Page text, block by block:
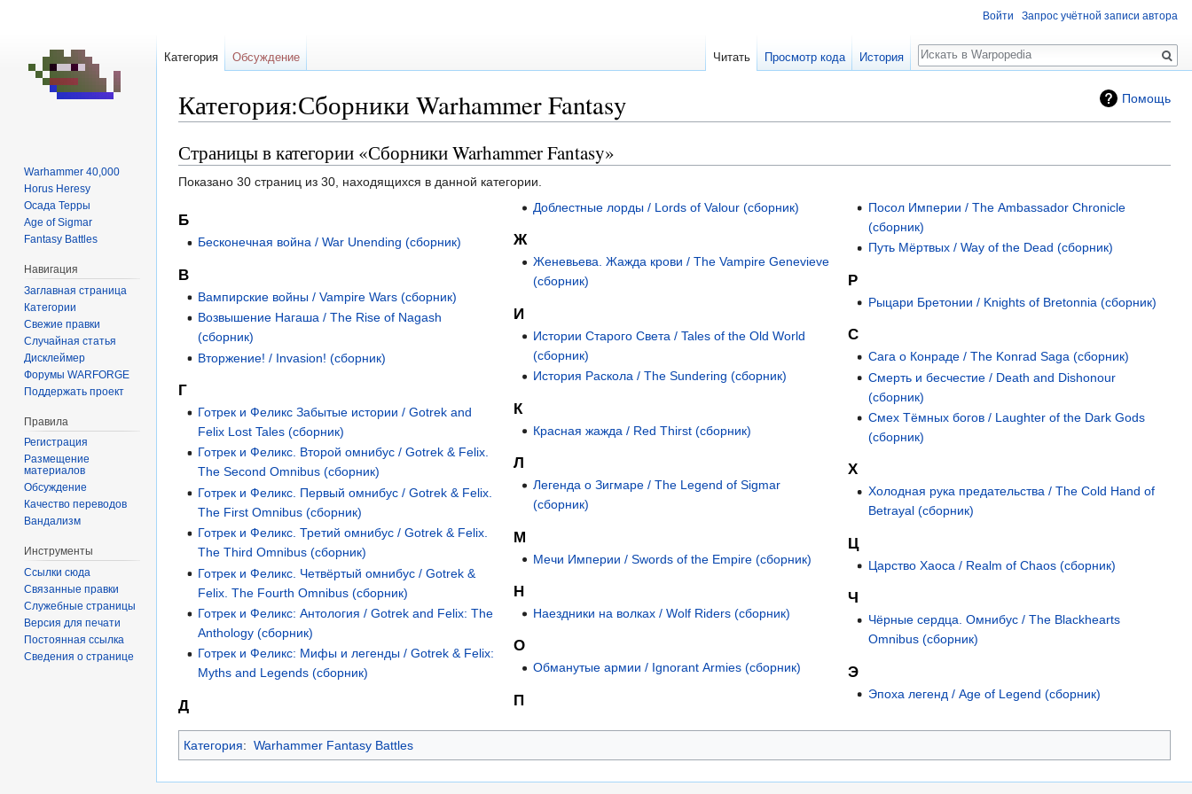
Помощь
Категория:Сборники Warhammer Fantasy
Перейти
к
навигации
Перейти
к
поиску
Страницы в категории «Сборники Warhammer Fantasy»
Показано 30 страниц из 30, находящихся в данной категории.
Б
Бесконечная война / War Unending (сборник)
В
Вампирские войны / Vampire Wars (сборник)
Возвышение Нагаша / The Rise of Nagash
(сборник)
Вторжение! / Invasion! (сборник)
Г
Готрек и Феликс Забытые истории / Gotrek and
Felix Lost Tales (сборник)
Готрек и Феликс. Второй омнибус / Gotrek & Felix.
The Second Omnibus (сборник)
Готрек и Феликс. Первый омнибус / Gotrek & Felix.
The First Omnibus (сборник)
Готрек и Феликс. Третий омнибус / Gotrek & Felix.
The Third Omnibus (сборник)
Готрек и Феликс. Четвёртый омнибус / Gotrek &
Felix. The Fourth Omnibus (сборник)
Готрек и Феликс: Антология / Gotrek and Felix: The
Anthology (сборник)
Готрек и Феликс: Мифы и легенды / Gotrek & Felix:
Myths and Legends (сборник)
Д
Доблестные лорды / Lords of Valour (сборник)
Ж
Женевьева. Жажда крови / The Vampire Genevieve
(сборник)
И
Истории Старого Света / Tales of the Old World
(сборник)
История Раскола / The Sundering (сборник)
К
Красная жажда / Red Thirst (сборник)
Л
Легенда о Зигмаре / The Legend of Sigmar
(сборник)
М
Мечи Империи / Swords of the Empire (сборник)
Н
Наездники на волках / Wolf Riders (сборник)
О
Обманутые армии / Ignorant Armies (сборник)
П
Посол Империи / The Ambassador Chronicle
(сборник)
Путь Мёртвых / Way of the Dead (сборник)
Р
Рыцари Бретонии / Knights of Bretonnia (сборник)
С
Сага о Конраде / The Konrad Saga (сборник)
Смерть и бесчестие / Death and Dishonour
(сборник)
Смех Тёмных богов / Laughter of the Dark Gods
(сборник)
Х
Холодная рука предательства / The Cold Hand of
Betrayal (сборник)
Ц
Царство Хаоса / Realm of Chaos (сборник)
Ч
Чёрные сердца. Омнибус / The Blackhearts
Omnibus (сборник)
Э
Эпоха легенд / Age of Legend (сборник)
Категория: Warhammer Fantasy Battles
Войти Запрос учётной записи автора
Категория Обсуждение Читать Просмотр кода История
Поиск
Warhammer 40,000
Horus Heresy
Осада Терры
Age of Sigmar
Fantasy Battles
Навигация
Заглавная страница
Категории
Свежие правки
Случайная статья
Дисклеймер
Форумы WARFORGE
Поддержать проект
Правила
Регистрация
Размещение
материалов
Обсуждение
Качество переводов
Вандализм
Инструменты
Ссылки сюда
Связанные правки
Служебные страницы
Версия для печати
Постоянная ссылка
Сведения о странице